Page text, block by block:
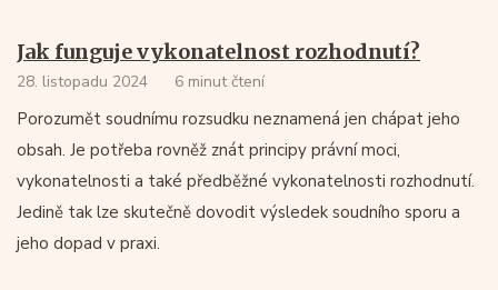
Jak funguje vykonatelnost rozhodnutí?
28. listopadu 2024 6 minut čtení
Porozumět soudnímu rozsudku neznamená jen chápat jeho
obsah. Je potřeba rovněž znát principy právní moci,
vykonatelnosti a také předběžné vykonatelnosti rozhodnutí.
Jedině tak lze skutečně dovodit výsledek soudního sporu a
jeho dopad v praxi.